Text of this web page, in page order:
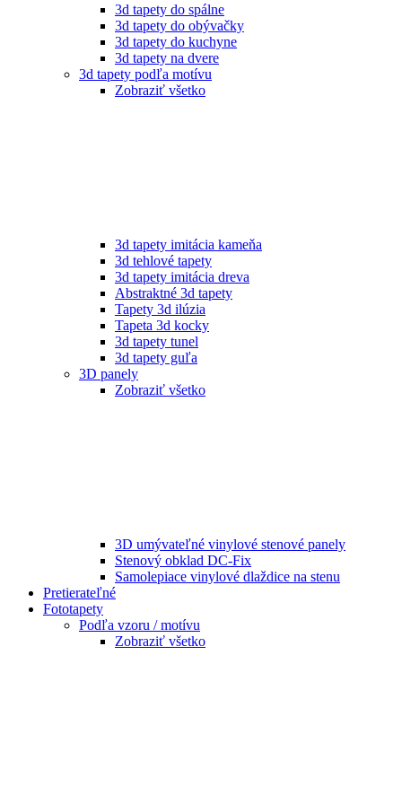
3d tapety do spálne
3d tapety do obývačky
3d tapety do kuchyne
3d tapety na dvere
3d tapety podľa motívu
Zobraziť všetko
3d tapety imitácia kameňa
3d tehlové tapety
3d tapety imitácia dreva
Abstraktné 3d tapety
Tapety 3d ilúzia
Tapeta 3d kocky
3d tapety tunel
3d tapety guľa
3D panely
Zobraziť všetko
3D umývateľné vinylové stenové panely
Stenový obklad DC-Fix
Samolepiace vinylové dlaždice na stenu
Pretierateľné
Fototapety
Podľa vzoru / motívu
Zobraziť všetko